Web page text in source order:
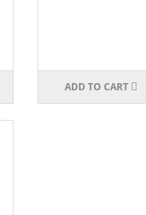
ADD TO CART